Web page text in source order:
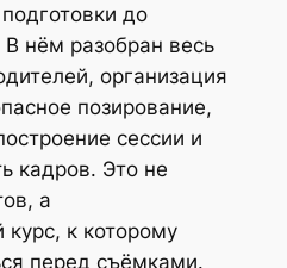
до
нём разобран весь
организация
позирование,
сессии и
кадров. Это не
а
курс, к которому
перед съёмками.